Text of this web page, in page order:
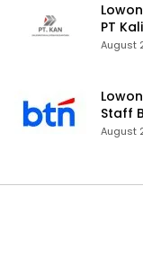
PT
August
Staff
August